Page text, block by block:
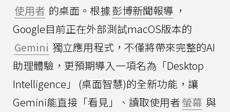
使用者 的桌面。根據彭博新聞報導 ，
Google目前正在外部測試macOS版本的
Gemini 獨立應用程式，不僅將帶來完整的AI
助理體驗，更預期導入一項名為「Desktop
Intelligence」 (桌面智慧)的全新功能，讓
Gemini能直接「看見」、讀取使用者螢幕 與